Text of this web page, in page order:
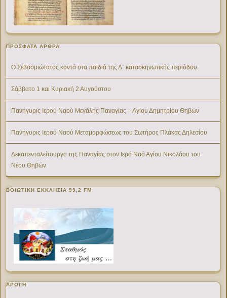
ΠΡΌΣΦΑΤΑ ΆΡΘΡΑ
Ο Σεβασμιώτατος κοντά στα παιδιά της Δ΄ κατασκηνωτικής περιόδου
Σάββατο 1 και Κυριακή 2 Αυγούστου
Πανήγυρις Ιερού Ναού Μεγάλης Παναγίας – Αγίου Δημητρίου Θηβών
Πανήγυρις Ιερού Ναού Μεταμορφώσεως του Σωτήρος Πλάκας Δηλεσίου
Δεκαπενταλείτουργο της Παναγίας στον Ιερό Ναό Αγίου Νικολάου του
Νέου Θηβών
ΒΟΙΩΤΙΚΉ ΕΚΚΛΗΣΊΑ 99,2 FM
ΑΡΩΓΗ